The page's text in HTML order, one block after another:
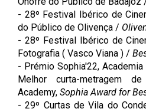
- 28º Festival Ibérico de
do Público de Olivença /
- 28º Festival Ibérico de
Fotografia ( Vasco Viana ) /
- Prémio Sophia'22,
Melhor curta-metragem
Academy, Sophia Award for
- 29º Curtas de Vila do